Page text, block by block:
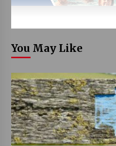
You May Like